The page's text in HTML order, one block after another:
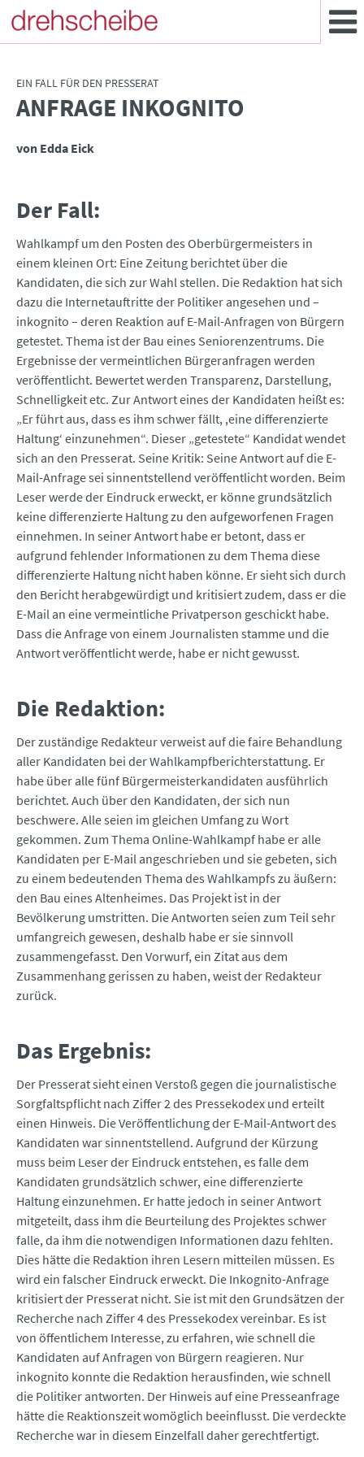
EIN FALL FÜR DEN PRESSERAT
ANFRAGE INKOGNITO
von Edda Eick
Der Fall:
Wahlkampf um den Posten des Oberbürgermeisters in
einem kleinen Ort: Eine Zeitung berichtet über die
Kandidaten, die sich zur Wahl stellen. Die Redaktion hat sich
dazu die Internetauftritte der Politiker angesehen und –
inkognito – deren Reaktion auf E-Mail-Anfragen von Bürgern
getestet. Thema ist der Bau eines Seniorenzentrums. Die
Ergebnisse der vermeintlichen Bürgeranfragen werden
veröffentlicht. Bewertet werden Transparenz, Darstellung,
Schnelligkeit etc. Zur Antwort eines der Kandidaten heißt es:
„Er führt aus, dass es ihm schwer fällt, ,eine differenzierte
Haltung‘ einzunehmen“. Dieser „getestete“ Kandidat wendet
sich an den Presserat. Seine Kritik: Seine Antwort auf die E-
Mail-Anfrage sei sinnentstellend veröffentlicht worden. Beim
Leser werde der Eindruck erweckt, er könne grundsätzlich
keine differenzierte Haltung zu den aufgeworfenen Fragen
einnehmen. In seiner Antwort habe er betont, dass er
aufgrund fehlender Informationen zu dem Thema diese
differenzierte Haltung nicht haben könne. Er sieht sich durch
den Bericht herabgewürdigt und kritisiert zudem, dass er die
E-Mail an eine vermeintliche Privatperson geschickt habe.
Dass die Anfrage von einem Journalisten stamme und die
Antwort veröffentlicht werde, habe er nicht gewusst.
Die Redaktion:
Der zuständige Redakteur verweist auf die faire Behandlung
aller Kandidaten bei der Wahlkampfberichterstattung. Er
habe über alle fünf Bürgermeisterkandidaten ausführlich
berichtet. Auch über den Kandidaten, der sich nun
beschwere. Alle seien im gleichen Umfang zu Wort
gekommen. Zum Thema Online-Wahlkampf habe er alle
Kandidaten per E-Mail angeschrieben und sie gebeten, sich
zu einem bedeutenden Thema des Wahlkampfs zu äußern:
den Bau eines Altenheimes. Das Projekt ist in der
Bevölkerung umstritten. Die Antworten seien zum Teil sehr
umfangreich gewesen, deshalb habe er sie sinnvoll
zusammengefasst. Den Vorwurf, ein Zitat aus dem
Zusammenhang gerissen zu haben, weist der Redakteur
zurück.
Das Ergebnis:
Der Presserat sieht einen Verstoß gegen die journalistische
Sorgfaltspflicht nach Ziffer 2 des Pressekodex und erteilt
einen Hinweis. Die Veröffentlichung der E-Mail-Antwort des
Kandidaten war sinnentstellend. Aufgrund der Kürzung
muss beim Leser der Eindruck entstehen, es falle dem
Kandidaten grundsätzlich schwer, eine differenzierte
Haltung einzunehmen. Er hatte jedoch in seiner Antwort
mitgeteilt, dass ihm die Beurteilung des Projektes schwer
falle, da ihm die notwendigen Informationen dazu fehlten.
Dies hätte die Redaktion ihren Lesern mitteilen müssen. Es
wird ein falscher Eindruck erweckt. Die Inkognito-Anfrage
kritisiert der Presserat nicht. Sie ist mit den Grundsätzen der
Recherche nach Ziffer 4 des Pressekodex vereinbar. Es ist
von öffentlichem Interesse, zu erfahren, wie schnell die
Kandidaten auf Anfragen von Bürgern reagieren. Nur
inkognito konnte die Redaktion herausfinden, wie schnell
die Politiker antworten. Der Hinweis auf eine Presseanfrage
hätte die Reaktionszeit womöglich beeinflusst. Die verdeckte
Recherche war in diesem Einzelfall daher gerechtfertigt.